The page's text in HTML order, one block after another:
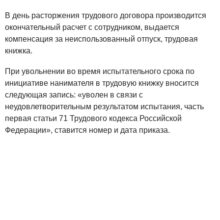
В день расторжения трудового договора производится
окончательный расчет с сотрудником, выдается
компенсация за неиспользованный отпуск, трудовая
книжка.
При увольнении во время испытательного срока по
инициативе нанимателя в трудовую книжку вносится
следующая запись: «уволен в связи с
неудовлетворительным результатом испытания, часть
первая статьи 71 Трудового кодекса Российской
Федерации», ставится номер и дата приказа.